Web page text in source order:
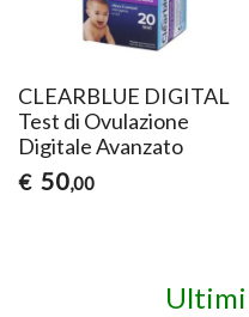
CLEARBLUE DIGITAL
Test di Ovulazione
Digitale Avanzato
€ 50,00